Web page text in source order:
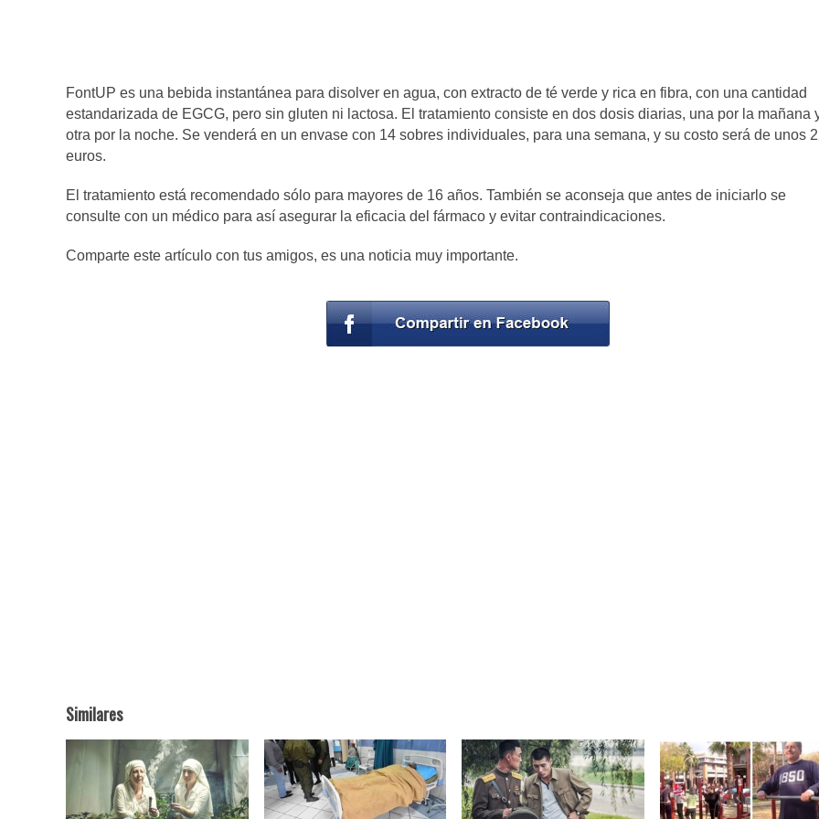
FontUP es una bebida instantánea para disolver en agua, con extracto de té verde y rica en fibra, con una cantidad
estandarizada de EGCG, pero sin gluten ni lactosa. El tratamiento consiste en dos dosis diarias, una por la mañana
otra por la noche. Se venderá en un envase con 14 sobres individuales, para una semana, y su costo será de unos
euros.
El tratamiento está recomendado sólo para mayores de 16 años. También se aconseja que antes de iniciarlo se
consulte con un médico para así asegurar la eficacia del fármaco y evitar contraindicaciones.
Comparte este artículo con tus amigos, es una noticia muy importante.
Similares